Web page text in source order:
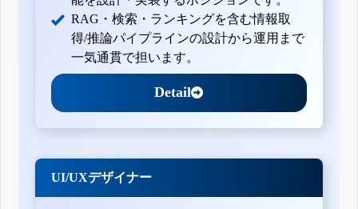
RAG・検索・ランキングを含む情報取
得/推論パイプラインの設計から運用まで
一気通貫で担います。
Detail
UI/UXデザイナー